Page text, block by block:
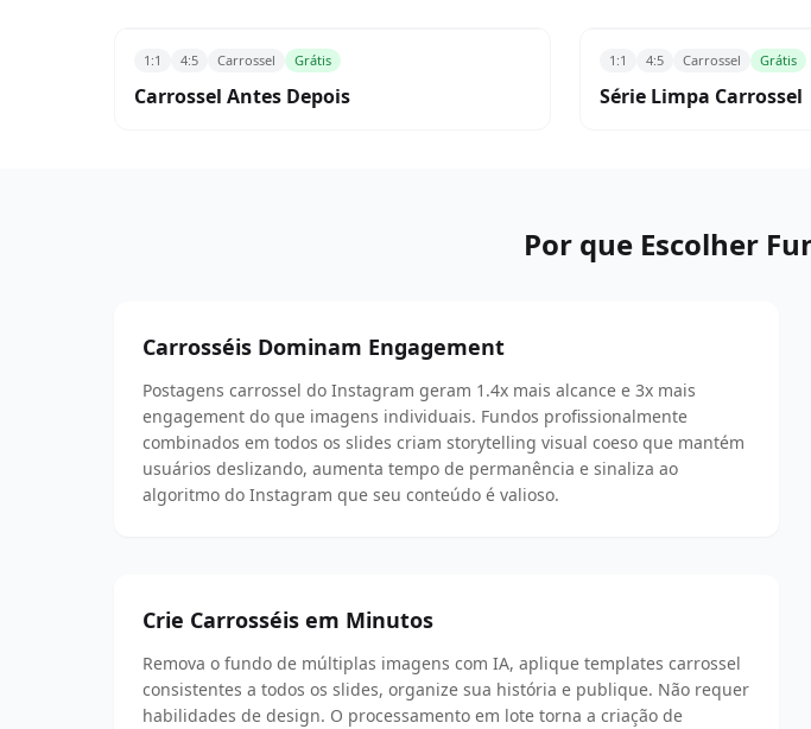
1:1 4:5 Carrossel Grátis
Carrossel Antes Depois
1:1 4:5 Carrossel Grátis
Série Limpa Carrossel
Por que Escolher
Carrosséis Dominam Engagement
Postagens carrossel do Instagram geram 1.4x mais alcance e 3x mais
engagement do que imagens individuais. Fundos profissionalmente
combinados em todos os slides criam storytelling visual coeso que mantém
usuários deslizando, aumenta tempo de permanência e sinaliza ao
algoritmo do Instagram que seu conteúdo é valioso.
Crie Carrosséis em Minutos
Remova o fundo de múltiplas imagens com IA, aplique templates carrossel
consistentes a todos os slides, organize sua história e publique. Não requer
habilidades de design. O processamento em lote torna a criação de